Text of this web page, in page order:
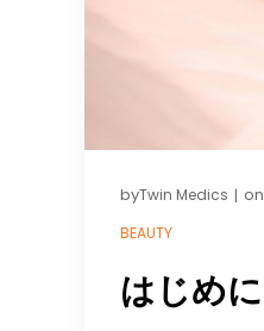
byTwin Medics | on
BEAUTY
はじめに